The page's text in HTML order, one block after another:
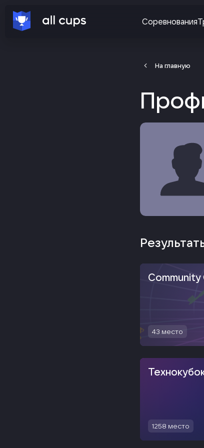
Соревнования
На главную
43 место
1258 место